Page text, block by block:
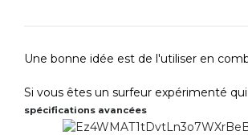
Une bonne idée est de l'utiliser en
Si vous êtes un surfeur expérimenté
spécifications avancées